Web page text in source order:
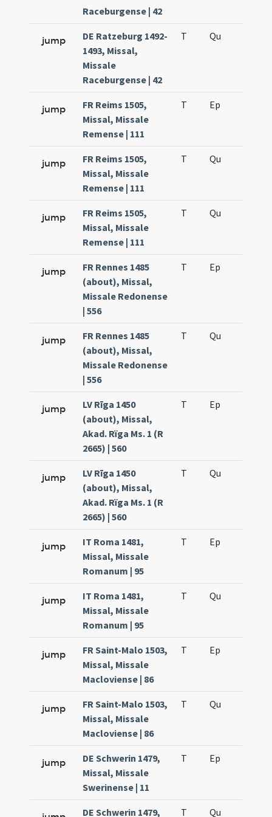
Raceburgense | 42
jump
DE Ratzeburg 1492-
1493, Missal,
Missale
Raceburgense | 42
T Qu
jump
FR Reims 1505,
Missal, Missale
Remense | 111
T Ep
jump
FR Reims 1505,
Missal, Missale
Remense | 111
T Qu
jump
FR Reims 1505,
Missal, Missale
Remense | 111
T Qu
jump
FR Rennes 1485
(about), Missal,
Missale Redonense
| 556
T Ep
jump
FR Rennes 1485
(about), Missal,
Missale Redonense
| 556
T Qu
jump
LV Rīga 1450
(about), Missal,
Akad. Rïga Ms. 1 (R
2665) | 560
T Ep
jump
LV Rīga 1450
(about), Missal,
Akad. Rïga Ms. 1 (R
2665) | 560
T Qu
jump
IT Roma 1481,
Missal, Missale
Romanum | 95
T Ep
jump
IT Roma 1481,
Missal, Missale
Romanum | 95
T Qu
jump
FR Saint-Malo 1503,
Missal, Missale
Macloviense | 86
T Ep
jump
FR Saint-Malo 1503,
Missal, Missale
Macloviense | 86
T Qu
jump
DE Schwerin 1479,
Missal, Missale
Swerinense | 11
T Ep
DE Schwerin 1479, T Qu